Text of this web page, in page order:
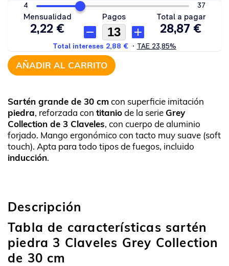
AÑADIR AL CARRITO
Sartén grande de 30 cmcon superficie imitación
piedra, reforzada con titaniode la serie Grey
Collection de 3 Claveles, con cuerpo de aluminio
forjado. Mango ergonómico con tacto muy suave (soft
touch). Apta para todo tipos de fuegos, incluido
inducción.
Descripción
Tabla de características sartén
piedra 3 Claveles Grey Collection
de 30 cm